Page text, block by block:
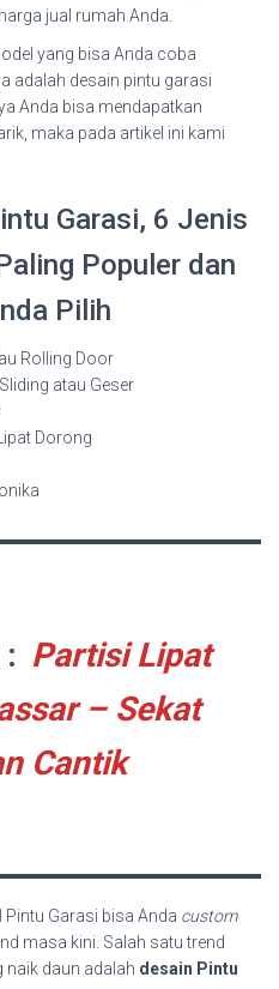
jual rumah Anda.
yang bisa Anda coba
adalah desain pintu garasi
Anda bisa mendapatkan
maka pada artikel ini kami
Garasi, 6 Jenis
Populer dan
Pilih
Rolling Door
atau Geser
Dorong
Partisi Lipat
– Sekat
Cantik
Garasi bisa Anda custom
masa kini. Salah satu trend
naik daun adalah desain Pintu